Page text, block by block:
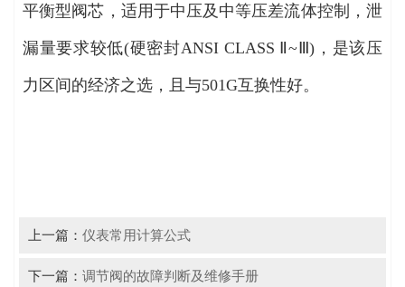
平衡型阀芯，适用于中压及中等压差流体控制，泄
漏量要求较低(硬密封ANSI CLASS Ⅱ~Ⅲ)，是该压
力区间的经济之选，且与501G互换性好。
上一篇： 仪表常用计算公式
下一篇： 调节阀的故障判断及维修手册